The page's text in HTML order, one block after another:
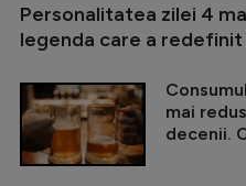
Personalitatea zilei 4
legenda care a
mai
decenii.